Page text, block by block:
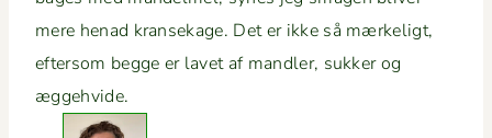
mere henad kransek­age. Det er ikke så mærke­ligt,
efter­som begge er lavet af man­dler, sukker og
æggehvide.